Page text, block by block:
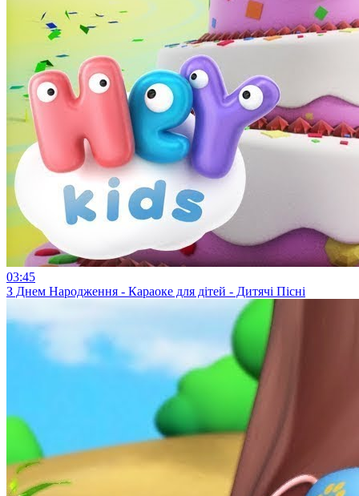
03:45
З Днем Народження - Караоке для дітей - Дитячі Пісні